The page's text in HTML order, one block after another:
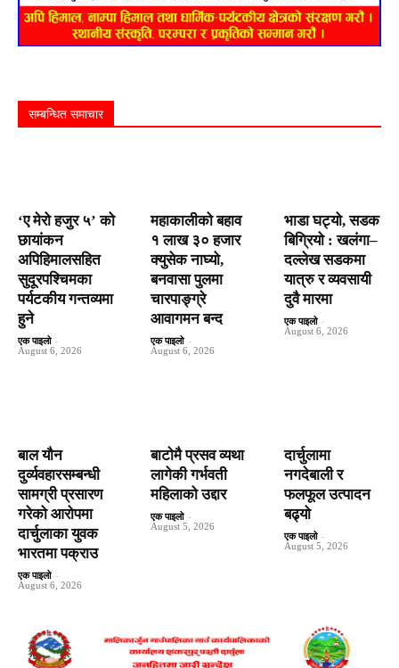
सम्बन्धित समाचार
‘ए मेरो हजुर ५’ को
छायांकन
अपिहिमालसहित
सुदूरपश्चिमका
पर्यटकीय गन्तव्यमा
हुने
एक पाइलो -
August 6, 2026
महाकालीको बहाव
१ लाख ३० हजार
क्युसेक नाघ्यो,
बनवासा पुलमा
चारपाङ्ग्रे
आवागमन बन्द
एक पाइलो -
August 6, 2026
भाडा घट्यो, सडक
बिग्रियो : खलंगा–
दल्लेख सडकमा
यात्रु र व्यवसायी
दुवै मारमा
एक पाइलो -
August 6, 2026
बाल यौन
दुर्व्यवहारसम्बन्धी
सामग्री प्रसारण
गरेको आरोपमा
दार्चुलाका युवक
भारतमा पक्राउ
एक पाइलो -
August 6, 2026
बाटाेमै प्रसव व्यथा
लागेकी गर्भवती
महिलाको उद्दार
एक पाइलो -
August 5, 2026
दार्चुलामा
नगदेबाली र
फलफूल उत्पादन
बढ्यो
एक पाइलो -
August 5, 2026